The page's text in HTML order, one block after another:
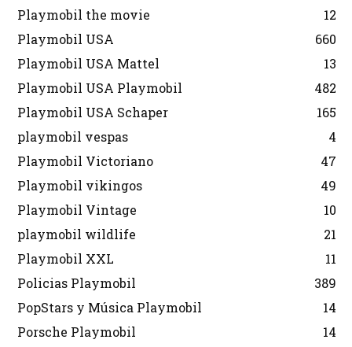
Playmobil the movie
12
Playmobil USA
660
Playmobil USA Mattel
13
Playmobil USA Playmobil
482
Playmobil USA Schaper
165
playmobil vespas
4
Playmobil Victoriano
47
Playmobil vikingos
49
Playmobil Vintage
10
playmobil wildlife
21
Playmobil XXL
11
Policias Playmobil
389
PopStars y Música Playmobil
14
Porsche Playmobil
14